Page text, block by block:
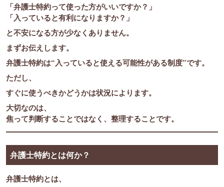
「弁護士特約って使った方がいいですか？」
「入っていると有利になりますか？」
と不安になる方が少なくありません。
まずお伝えします。
弁護士特約は“入っていると使える可能性がある制度”です。
ただし、
すぐに使うべきかどうかは状況によります。
大切なのは、
焦って判断することではなく、整理することです。
弁護士特約とは何か？
弁護士特約とは、